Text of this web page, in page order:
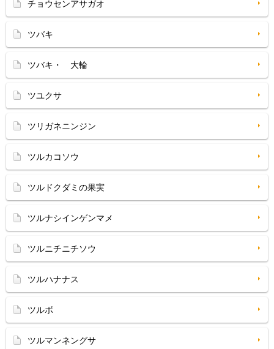
チョウセンアサガオ
ツバキ
ツバキ・ 大輪
ツユクサ
ツリガネニンジン
ツルカコソウ
ツルドクダミの果実
ツルナシインゲンマメ
ツルニチニチソウ
ツルハナナス
ツルボ
ツルマンネングサ